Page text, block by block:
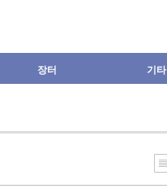
장터 기타